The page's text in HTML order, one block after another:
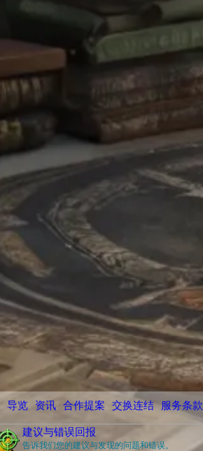
导览 资讯 合作提案 交换连结 服务条款
建议与错误回报
告诉我们您的建议与发现的问题和错误。